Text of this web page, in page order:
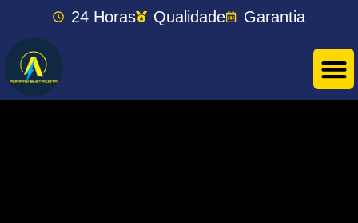
24 Horas Qualidade Garantia